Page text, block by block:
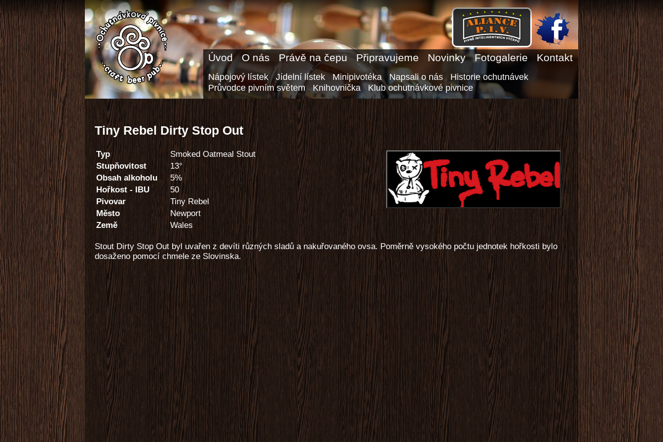
Úvod O nás Právě na čepu Připravujeme Novinky Fotogalerie Kontakt
Nápojový lístek Jídelní lístek Minipivotéka Napsali o nás
Historie ochutnávek
Průvodce pivním světem
Knihovnička Klub ochutnávkové pivnice
Tiny Rebel Dirty Stop Out
Typ
Smoked Oatmeal Stout
Stupňovitost
13°
Obsah alkoholu
5%
Hořkost - IBU
50
Pivovar
Tiny Rebel
Město
Newport
Země
Wales
Stout Dirty Stop Out byl uvařen z devíti různých sladů a nakuřovaného ovsa. Poměrně vysokého počtu jednotek hořkosti bylo
dosaženo pomocí chmele ze Slovinska.